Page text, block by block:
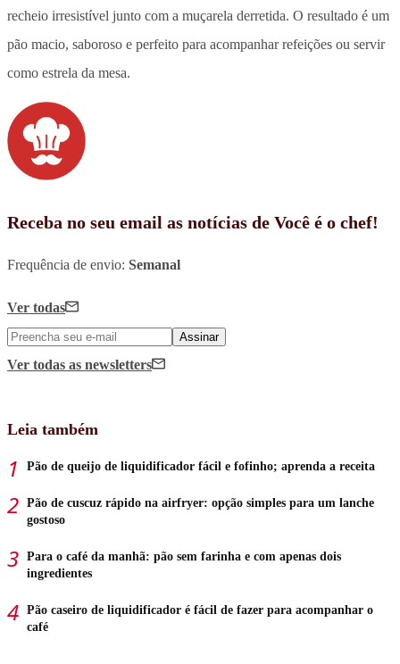
recheio irresistível junto com a muçarela derretida. O resultado é um
pão macio, saboroso e perfeito para acompanhar refeições ou servir
como estrela da mesa.
Receba no seu email as notícias de Você é o chef!
Frequência de envio: Semanal
Ver todas
Assinar
Ver todas as newsletters
Leia também
Pão de queijo de liquidificador fácil e fofinho; aprenda a receita
Pão de cuscuz rápido na airfryer: opção simples para um lanche
gostoso
Para o café da manhã: pão sem farinha e com apenas dois
ingredientes
Pão caseiro de liquidificador é fácil de fazer para acompanhar o
café